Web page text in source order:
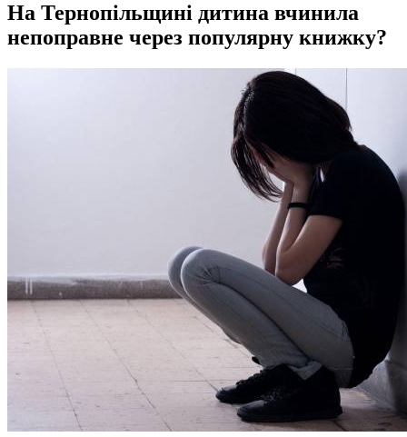
На Тернопільщині дитина вчинила
непоправне через популярну книжку?